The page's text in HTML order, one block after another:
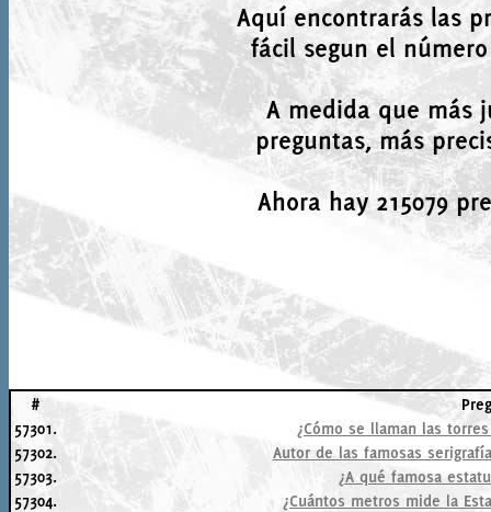
Aquí encontrarás las
fácil segun el
A medida que más
preguntas, más
Ahora hay 215079
#
57301.
¿Cómo se llaman las
57302.
Autor de las famosas
57303.
¿A qué famosa
57304.
¿Cuántos metros mide la